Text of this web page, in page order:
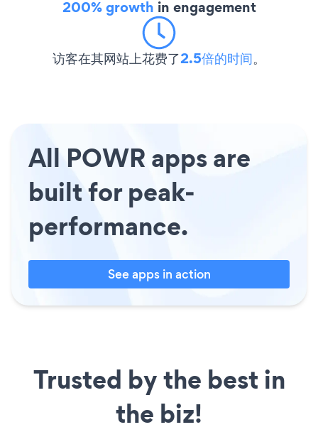
200% growth in engagement
访客在其网站上花费了2.5倍的时间。
All POWR apps are
built for peak-
performance.
See apps in action
Trusted by the best in
the biz!